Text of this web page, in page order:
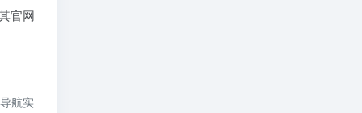
官网
航实